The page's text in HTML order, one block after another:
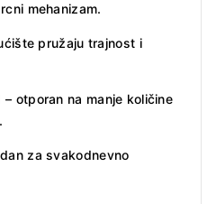
mehanizam.
pružaju trajnost i
otporan na manje količine
za svakodnevno